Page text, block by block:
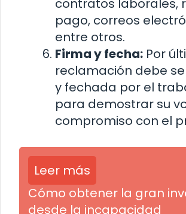
contratos laborales,
pago, correos
entre otros.
Firma y fecha: Por
reclamación debe
y fechada por el
para demostrar su
compromiso con el
Leer más
Cómo obtener la gran
desde la incapacidad